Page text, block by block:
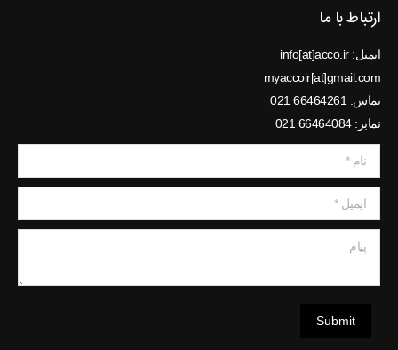
ارتباط با ما
ایمیل: info[at]acco.ir
myaccoir[at]gmail.com
تماس: 66464261 021
نمابر: 66464084 021
نام *
ایمیل *
Submit